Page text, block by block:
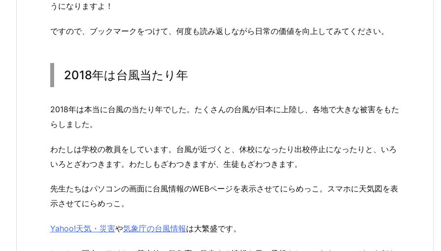
うになりますよ！
ですので、ブックマークをつけて、何度も読み返しながら日常の価値を向上してみてください。
2018年は台風当たり年
2018年は本当に台風の当たり年でした。たくさんの台風が日本に上陸し、各地で大きな被害をもた
らしました。
わたしは学校の教員をしています。台風が近づくと、休校になったり出校停止になったりと、いろ
いろとざわつきます。わたしもざわつきますが、生徒もざわつきます。
先生たちはパソコンの画面に台風情報のWEBページを表示させてにらめっこ。スマホに天気図を表
示させてにらめっこ。
Yahoo!天気・災害や気象庁の台風情報は大繁盛です。